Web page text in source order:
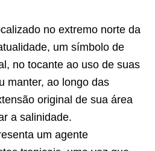
no extremo norte da
um símbolo de
no tocante ao uso de suas
manter, ao longo das
original de sua área
a salinidade.
um agente